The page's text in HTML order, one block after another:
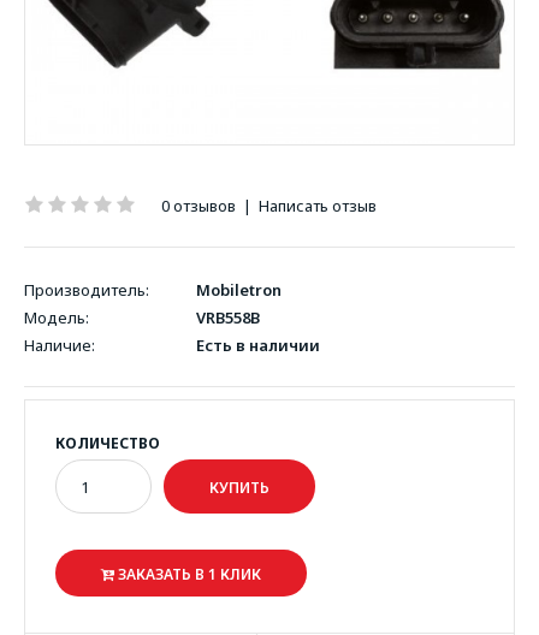
0 отзывов | Написать отзыв
Производитель:
Mobiletron
Модель:
VRB558B
Наличие:
Есть в наличии
КОЛИЧЕСТВО
ЗАКАЗАТЬ В 1 КЛИК